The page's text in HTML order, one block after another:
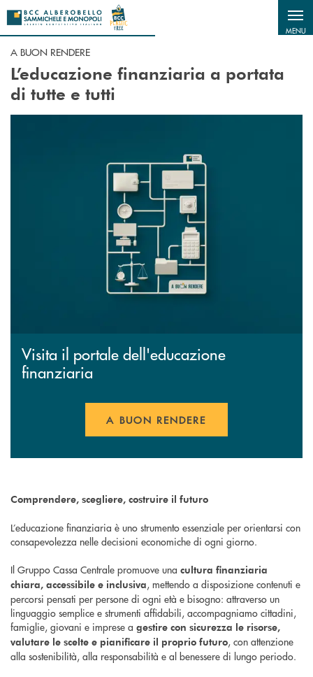
Salta al contenuto principale
MENU
A BUON RENDERE
L’educazione finanziaria a portata
di tutte e tutti
Visita il portale dell'educazione
finanziaria
A BUON RENDERE
Comprendere, scegliere, costruire il futuro
L’educazione finanziaria è uno strumento essenziale per orientarsi con
consapevolezza nelle decisioni economiche di ogni giorno.
Il Gruppo Cassa Centrale promuove una cultura finanziaria
chiara, accessibile e inclusiva, mettendo a disposizione contenuti e
percorsi pensati per persone di ogni età e bisogno: attraverso un
linguaggio semplice e strumenti affidabili, accompagniamo cittadini,
famiglie, giovani e imprese a gestire con sicurezza le risorse,
valutare le scelte e pianificare il proprio futuro, con attenzione
alla sostenibilità, alla responsabilità e al benessere di lungo periodo.